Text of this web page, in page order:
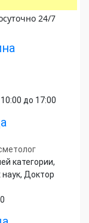
24/7
до 17:00
категории,
Доктор